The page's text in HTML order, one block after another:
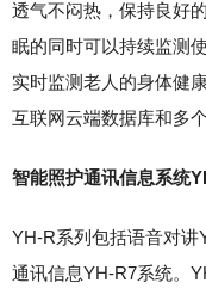
透气不闷热，保持良好
眠的同时可以持续监测
实时监测老人的身体健
互联网云端数据库和多
智能照护通讯信息系统
YH-R系列包括语音对讲
通讯信息YH-R7系统。